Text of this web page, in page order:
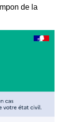
de la